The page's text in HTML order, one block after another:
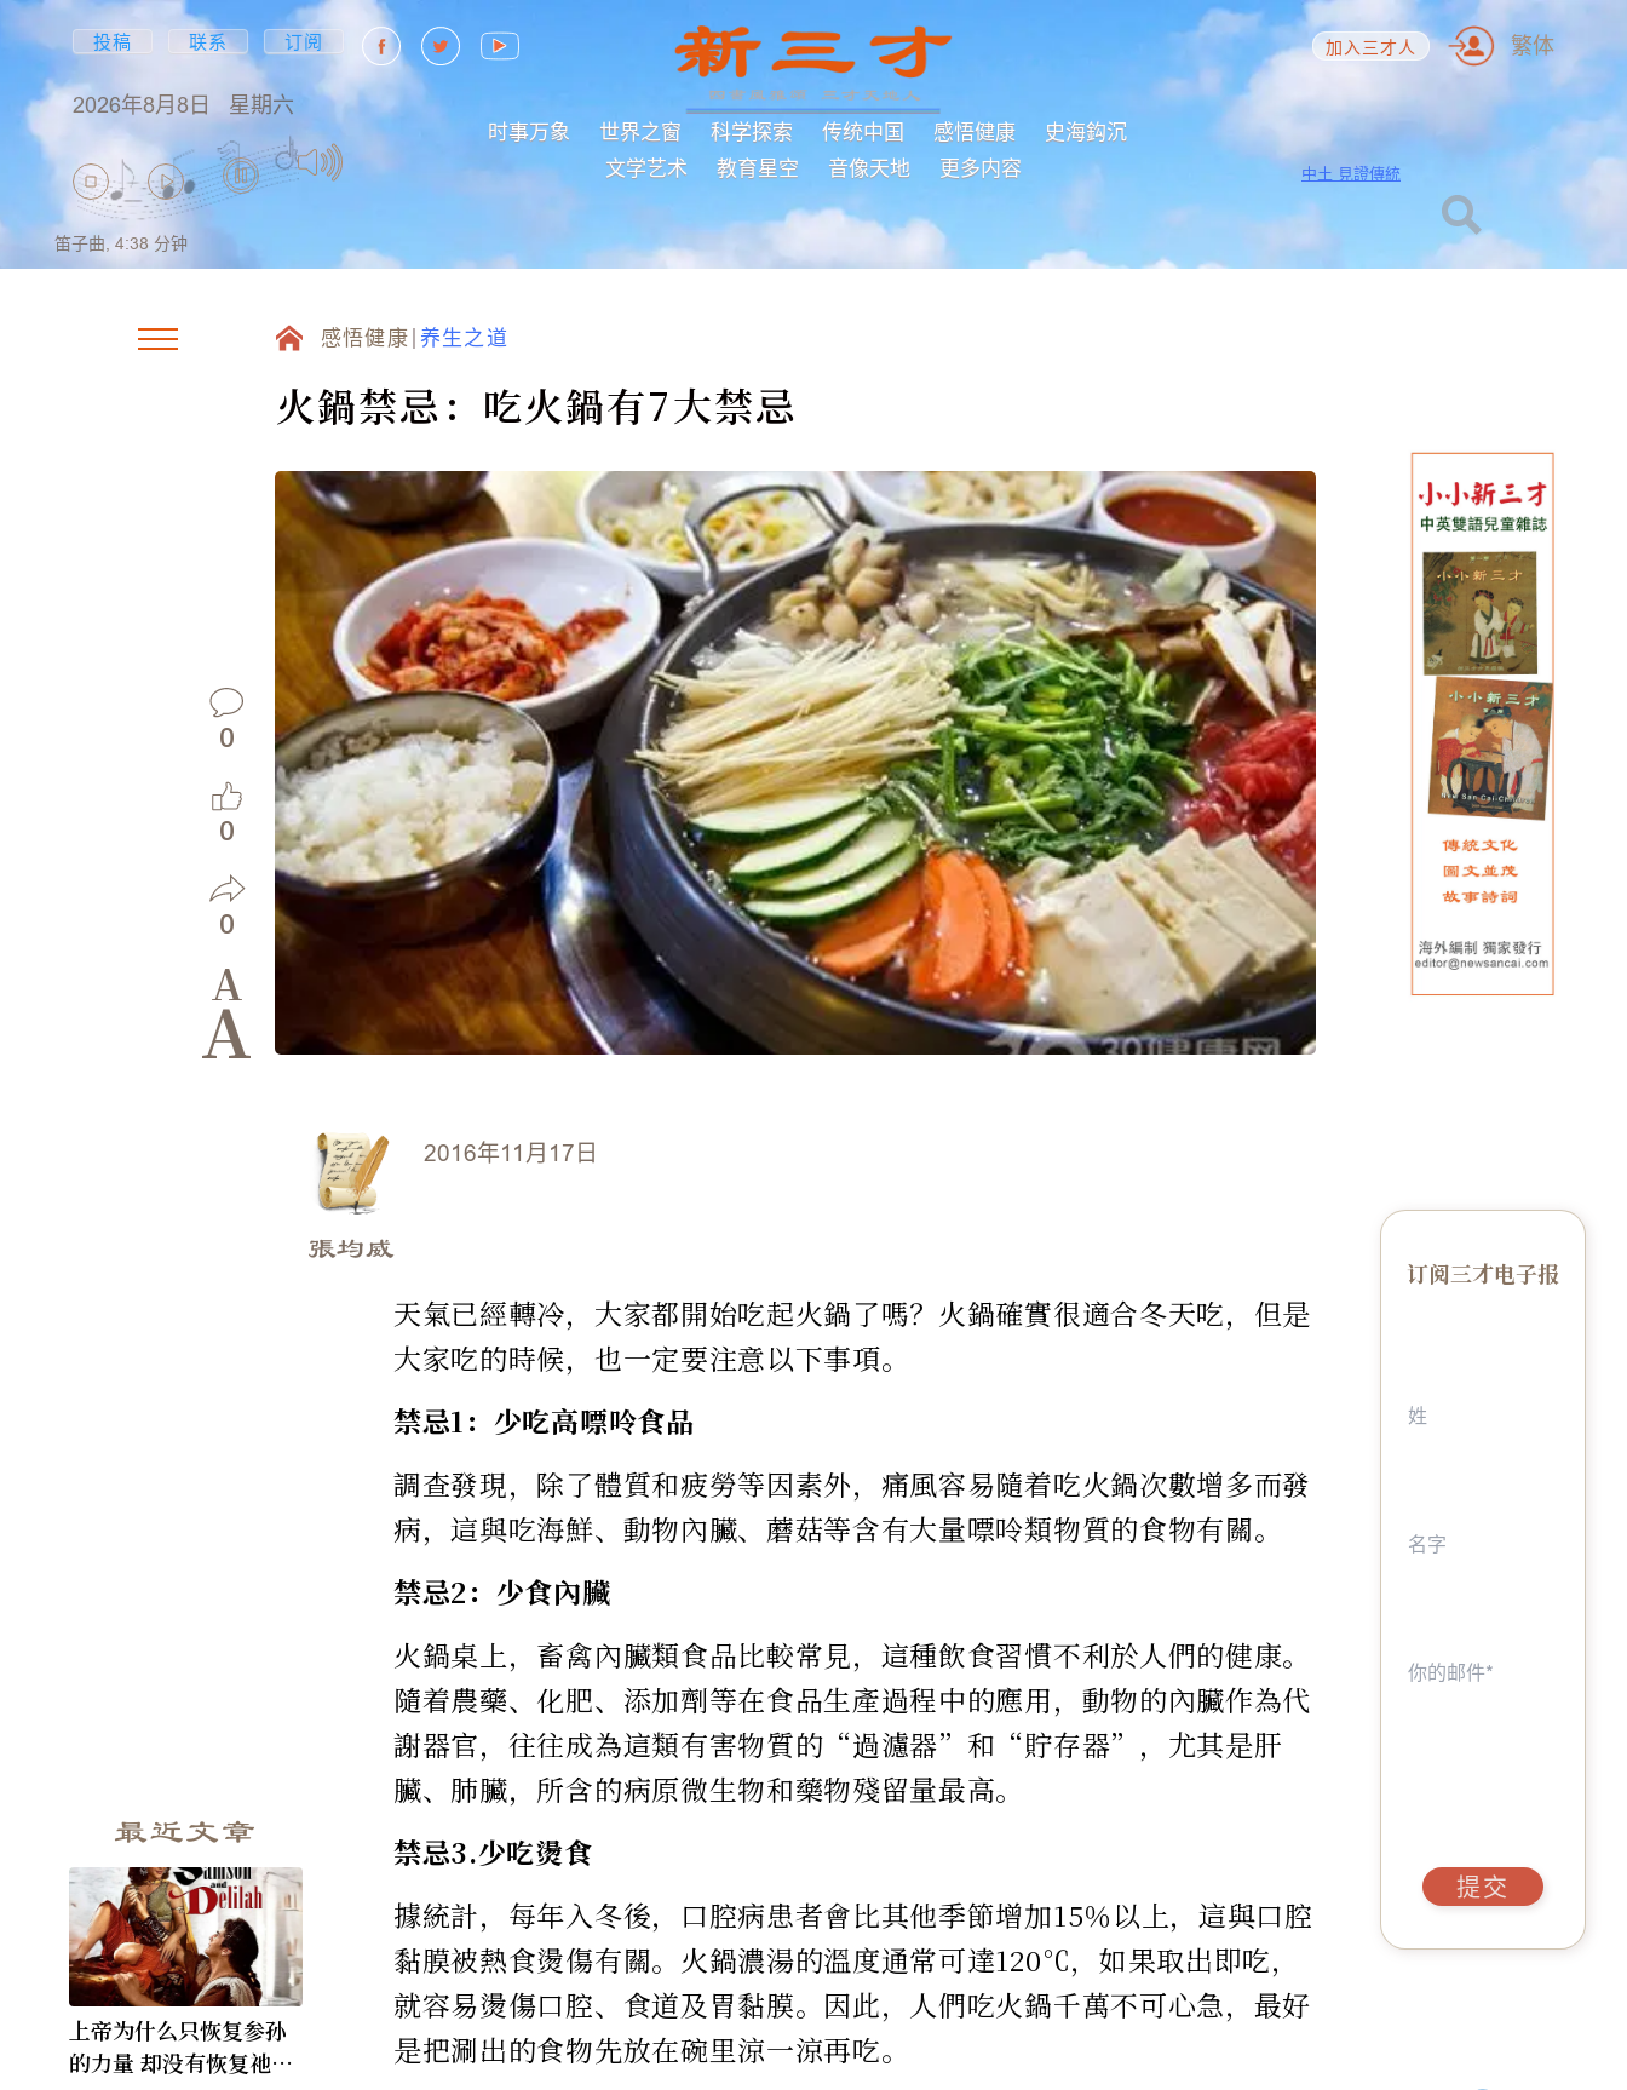
投稿 联系 订阅
2026年8月8日 星期六
时事万象 世界之窗 科学探索 传统中国 感悟健康
史海鈎沉
文学艺术
教育星空 音像天地 更多内容
加入三才人 繁体
中土 見證傳統
笛子曲, 4:38 分钟
感悟健康 养生之道
火鍋禁忌：吃火鍋有7大禁忌
0
0
0
A
A
最近文章
上帝为什么只恢复参孙
的力量 却没有恢复祂的
2016年11月17日
張均威
天氣已經轉冷，大家都開始吃起火鍋了嗎？火鍋確實很適合冬天吃，但是
大家吃的時候，也一定要注意以下事項。
禁忌1：少吃高嘌呤食品
調查發現，除了體質和疲勞等因素外，痛風容易隨着吃火鍋次數增多而發
病，這與吃海鮮、動物內臟、蘑菇等含有大量嘌呤類物質的食物有關。
禁忌2：少食內臟
火鍋桌上，畜禽內臟類食品比較常見，這種飲食習慣不利於人們的健康。
隨着農藥、化肥、添加劑等在食品生產過程中的應用，動物的內臟作為代
謝器官，往往成為這類有害物質的“過濾器”和“貯存器”，尤其是肝
臟、肺臟，所含的病原微生物和藥物殘留量最高。
禁忌3.少吃燙食
據統計，每年入冬後，口腔病患者會比其他季節增加15％以上，這與口腔
黏膜被熱食燙傷有關。火鍋濃湯的溫度通常可達120℃，如果取出即吃，
就容易燙傷口腔、食道及胃黏膜。因此，人們吃火鍋千萬不可心急，最好
是把涮出的食物先放在碗里涼一涼再吃。
订阅三才电子报
提交